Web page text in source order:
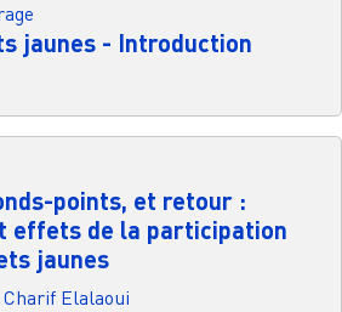
jaunes - Introduction
­­points, et retour :
effets de la participation
jaunes
Charif Elalaoui